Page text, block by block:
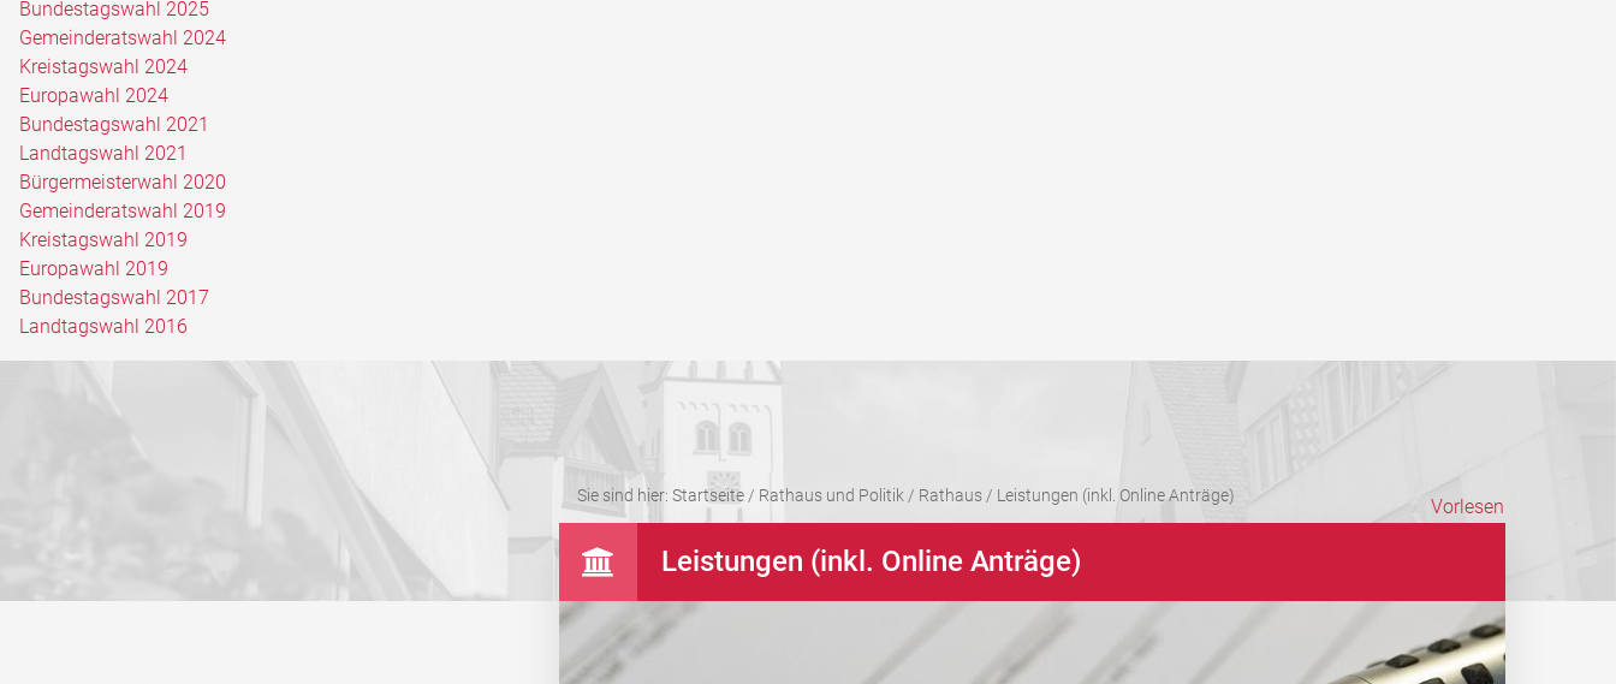
Bundestagswahl 2025
Gemeinderatswahl 2024
Kreistagswahl 2024
Europawahl 2024
Bundestagswahl 2021
Landtagswahl 2021
Bürgermeisterwahl 2020
Gemeinderatswahl 2019
Kreistagswahl 2019
Europawahl 2019
Bundestagswahl 2017
Landtagswahl 2016
Sie sind hier: Startseite/ Rathaus und Politik / Rathaus/ Leistungen (inkl. Online Anträge) Vorlesen
Leistungen (inkl. Online Anträge)